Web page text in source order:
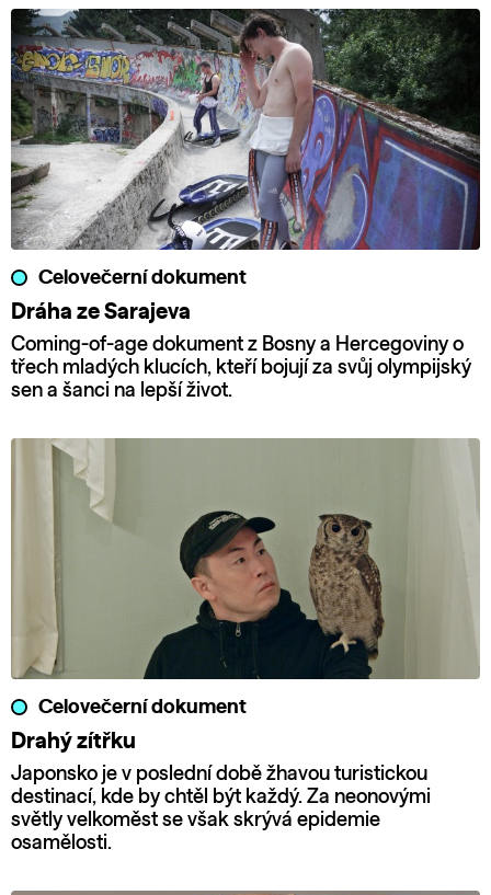
Celovečerní dokument
Dráha ze Sarajeva
Coming-of-age dokument z Bosny a Hercegoviny o
třech mladých klucích, kteří bojují za svůj olympijský
sen a šanci na lepší život.
Celovečerní dokument
Drahý zítřku
Japonsko je v poslední době žhavou turistickou
destinací, kde by chtěl být každý. Za neonovými
světly velkoměst se však skrývá epidemie
osamělosti.